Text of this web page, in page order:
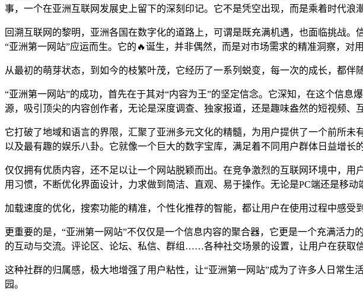
事，一个在亚洲互联网发展史上留下的深刻印记。它不是凭空出现，而是乘着时代浪
回溯互联网的黎明，亚洲各国在数字化的道路上，可谓是既充满机遇，也面临挑战
“亚洲第一网站”应运而生。它的🔥诞生，并非偶然，而是对市场需求的精准洞察，对
从最初的萌芽状态，到如今的枝繁叶茂，它经历了一系列蜕变，每一次的成长，都伴
“亚洲第一网站”的成功，首先在于其对“内容为王”的坚定信念。它深知，在这个信
源，吸引顶尖的内容创作者，无论是深度调查、独家报道，还是趣味盎然的短视频、
它打破了地域和语言的界限，汇聚了亚洲多元文化的精髓，为用户提供了一个前所
以及最有趣的娱乐八卦。它就像一个巨大的数字宝库，满足着不同用户群体日益增长
仅仅拥有优质内容，还不足以让一个网站脱颖而出。在竞争激烈的互联网环境中，
用习惯，不断优化界面设计，力求做到简洁、直观、易于操作。无论是PC端还是移动
加载速度的优化，搜索功能的精准，个性化推荐的智能，都让用户在使用过程中感
更重要的是，“亚洲第一网站”不仅仅是一个信息内容的聚合器，它更是一个充满活
的互动与交流。评论区、论坛、私信、群组……各种社交场景的设置，让用户在获取
这种社群的归属感，极大地增强了用户粘性，让“亚洲第一网站”成为了许多人日常
园。